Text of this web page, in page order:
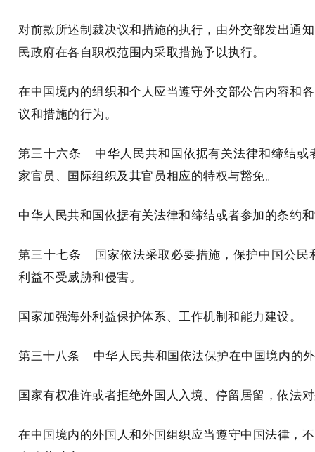
对前款所述制裁决议和措施的执行，由外交部发出通
民政府在各自职权范围内采取措施予以执行。
在中国境内的组织和个人应当遵守外交部公告内容和
议和措施的行为。
第三十六条 中华人民共和国依据有关法律和缔结或
家官员、国际组织及其官员相应的特权与豁免。
中华人民共和国依据有关法律和缔结或者参加的条约
第三十七条 国家依法采取必要措施，保护中国公民
利益不受威胁和侵害。
国家加强海外利益保护体系、工作机制和能力建设。
第三十八条 中华人民共和国依法保护在中国境内的
国家有权准许或者拒绝外国人入境、停留居留，依法
在中国境内的外国人和外国组织应当遵守中国法律，